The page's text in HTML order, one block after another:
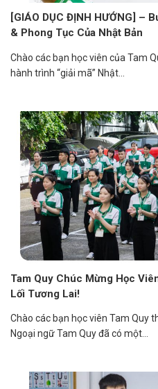
[GIÁO DỤC ĐỊNH HƯỚNG] –
& Phong Tục Của Nhật Bản
Chào các bạn học viên của Tam
hành trình “giải mã” Nhật...
Tam Quy Chúc Mừng Học
Lối Tương Lai!
Chào các bạn học viên Tam Quy
Ngoại ngữ Tam Quy đã có một...